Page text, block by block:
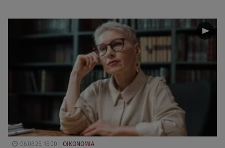
06.08.26, 16:00 ΟΙΚΟΝΟΜΙΑ